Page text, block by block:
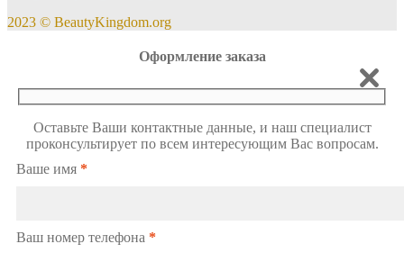
2023 © BeautyKingdom.org
Оформление заказа
Оставьте Ваши контактные данные, и наш специалист
проконсультирует по всем интересующим Вас вопросам.
Ваше имя *
Ваш номер телефона *